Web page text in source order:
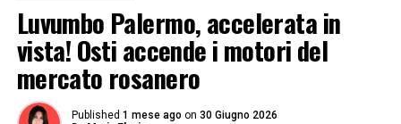
Luvumbo Palermo, accelerata in
vista! Osti accende i motori del
mercato rosanero
Published 1 mese ago on 30 Giugno 2026